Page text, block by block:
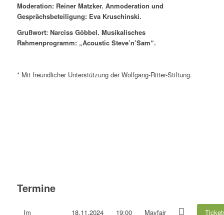
Moderation: Reiner Matzker. Anmoderation und
Gesprächsbeteiligung: Eva Kruschinski.
Grußwort: Narciss Göbbel. Musikalisches
Rahmenprogramm: „Acoustic Steve’n’Sam“.
* Mit freundlicher Unterstützung der Wolfgang-Ritter-Stiftung.
Termine
Im
18.11.2024
19:00
Mayfair